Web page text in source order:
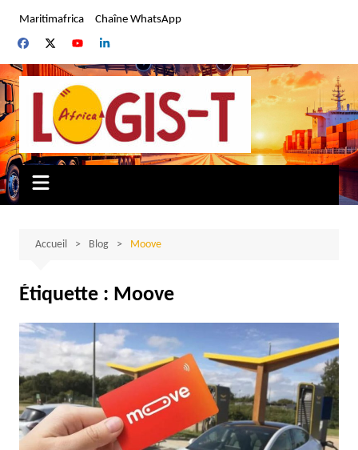
contenu
Maritimafrica Chaîne WhatsApp
Accueil Blog Moove
Étiquette : Moove